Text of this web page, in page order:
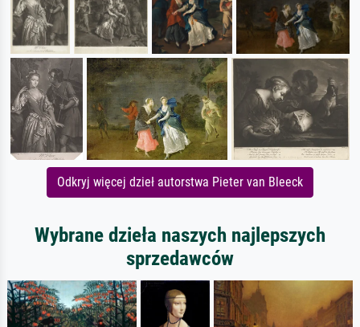
Odkryj więcej dzieł autorstwa Pieter van Bleeck
Wybrane dzieła naszych najlepszych
sprzedawców